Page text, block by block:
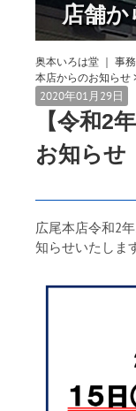
店舗か
奥本いろは堂 ｜ 事
本店からのお知らせ
2020年01月29日
【令和2
お知らせ
広尾本店令和2
知らせいたしま